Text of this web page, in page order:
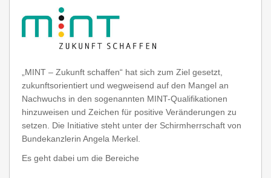
„MINT – Zukunft schaffen“ hat sich zum Ziel gesetzt,
zukunftsorientiert und wegweisend auf den Mangel an
Nachwuchs in den sogenannten MINT-Qualifikationen
hinzuweisen und Zeichen für positive Veränderungen zu
setzen. Die Initiative steht unter der Schirmherrschaft von
Bundekanzlerin Angela Merkel.
Es geht dabei um die Bereiche